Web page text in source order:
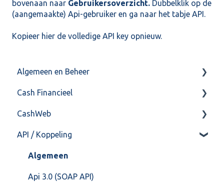
bovenaan naar Gebruikersoverzicht. Dubbelklik op de
(aangemaakte) Api-gebruiker en ga naar het tabje API.
Kopieer hier de volledige API key opnieuw.
Algemeen en Beheer
Bank(koppeling)
Import/Export
Postbus
Training & Consultancy
Overig
Cash Financieel
Boekhoud
Fiscaal
Overig
CashWeb
CashHero Layout
Mailen vanuit CASHWeb
Algemeen gebruik
API / Koppeling
Algemeen
Api 3.0 (SOAP API)